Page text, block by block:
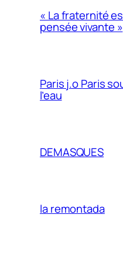
« La fraternité
pensée vivante »
Paris j.o Paris
l’eau
DEMASQUES
la remontada